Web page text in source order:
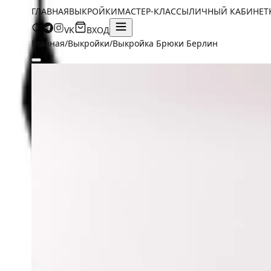
ГЛАВНАЯВЫКРОЙКИМАСТЕР-КЛАССЫЛИЧНЫЙ КАБИНЕТ
VK
ВХОД
Главная/Выкройки/Выкройка Брюки Берлин